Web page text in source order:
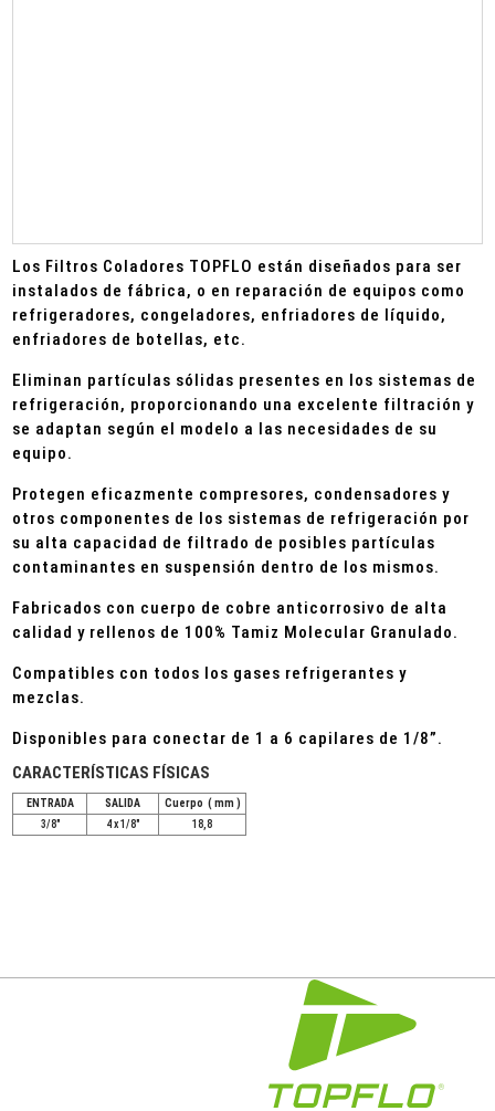
Los Filtros Coladores TOPFLO están diseñados para ser
instalados de fábrica, o en reparación de equipos como
refrigeradores, congeladores, enfriadores de líquido,
enfriadores de botellas, etc.
Eliminan partículas sólidas presentes en los sistemas de
refrigeración, proporcionando una excelente filtración y
se adaptan según el modelo a las necesidades de su
equipo.
Protegen eficazmente compresores, condensadores y
otros componentes de los sistemas de refrigeración por
su alta capacidad de filtrado de posibles partículas
contaminantes en suspensión dentro de los mismos.
Fabricados con cuerpo de cobre anticorrosivo de alta
calidad y rellenos de 100% Tamiz Molecular Granulado.
Compatibles con todos los gases refrigerantes y
mezclas.
Disponibles para conectar de 1 a 6 capilares de 1/8”.
CARACTERÍSTICAS FÍSICAS
ENTRADA SALIDA
Cuerpo ( mm )
3/8"
4 x 1/8" 18,8